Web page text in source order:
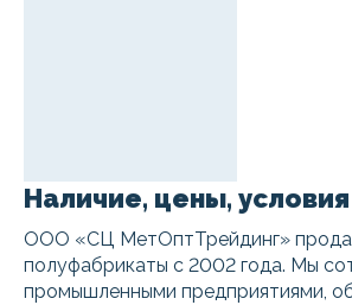
Наличие, цены, условия
ООО «СЦ МетОптТрейдинг»
полуфабрикаты с 2002 года. Мы
промышленными предприятиями,